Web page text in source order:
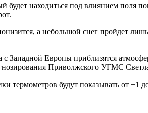
будет находиться под влиянием поля
а небольшой снег пройдет
Западной Европы приблизятся
Приволжского УГМС
термометров будут показывать от +1